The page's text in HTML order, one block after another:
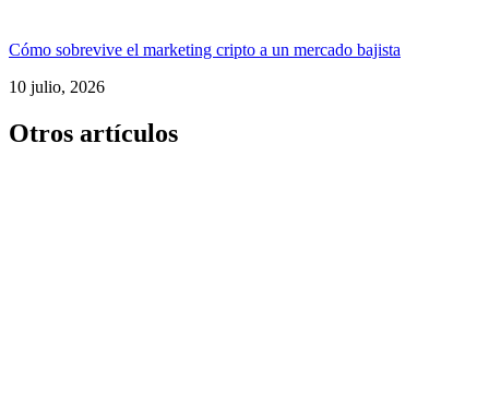
Cómo sobrevive el marketing cripto a un mercado bajista
10 julio, 2026
Otros artículos